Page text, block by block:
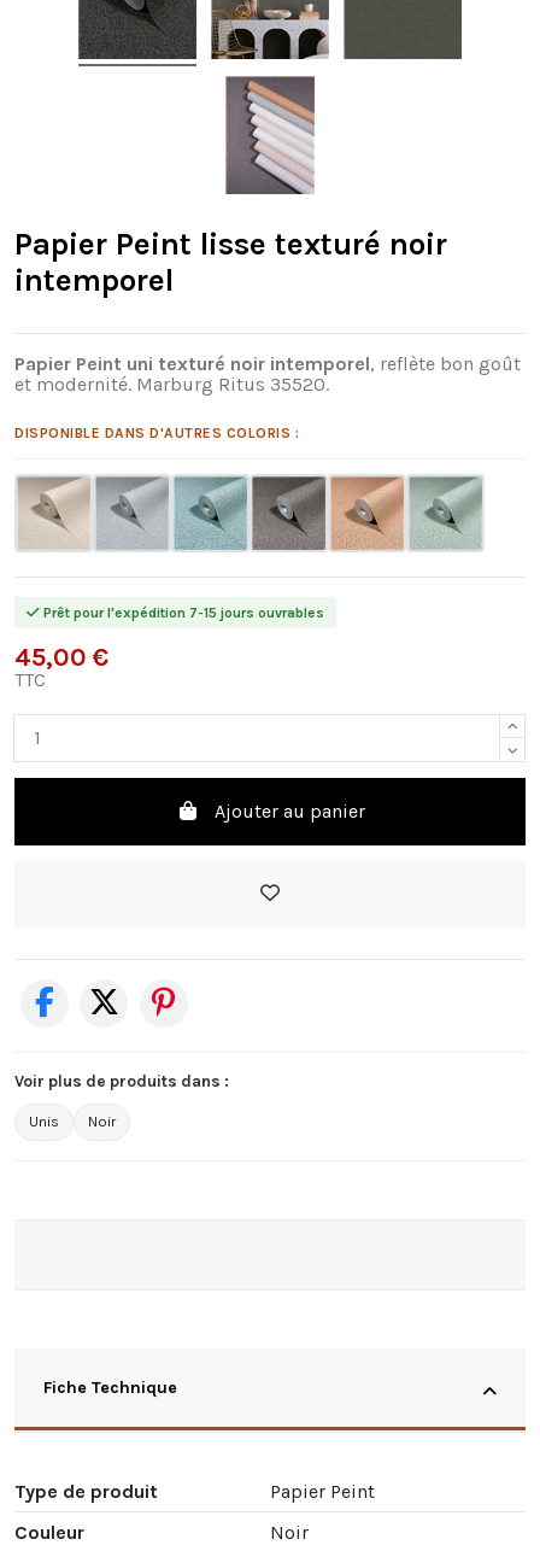
Papier Peint lisse texturé noir
intemporel
Papier Peint uni texturé noir intemporel, reflète bon goût
et modernité. Marburg Ritus 35520.
DISPONIBLE DANS D'AUTRES COLORIS :
Prêt pour l'expédition 7-15 jours ouvrables
45,00 €
TTC
Ajouter au panier
Voir plus de produits dans :
Unis Noir
Fiche Technique
Type de produit
Papier Peint
Couleur
Noir